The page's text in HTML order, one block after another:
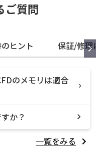
ご質問
ヒント 保証/修理
のメモリは適合
か？
一覧をみる